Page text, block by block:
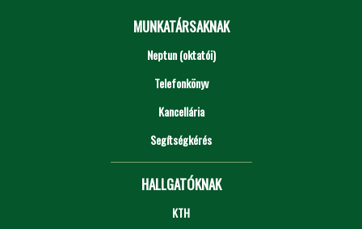
MUNKATÁRSAKNAK
Neptun (oktatói)
Telefonkönyv
Kancellária
Segítségkérés
HALLGATÓKNAK
KTH